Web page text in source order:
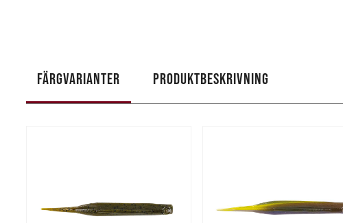
FÄRGVARIANTER PRODUKTBESKRIVNING